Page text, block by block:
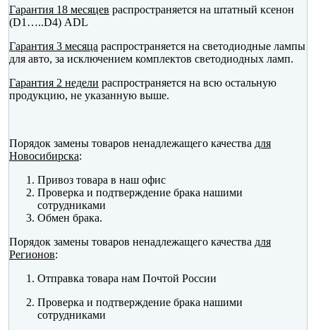
Гарантия 18 месяцев распространяется на штатный ксенон
(D1…..D4) ADL
Гарантия 3 месяца распространяется на светодиодные лампы
для авто, за исключением комплектов светодиодных ламп.
Гарантия 2 недели распространяется на всю остальную
продукцию, не указанную выше.
Порядок замены товаров ненадлежащего качества для
Новосибирска:
Привоз товара в наш офис
Проверка и подтверждение брака нашими
сотрудниками
Обмен брака.
Порядок замены товаров ненадлежащего качества для
Регионов:
Отправка товара нам Почтой России
Проверка и подтверждение брака нашими
сотрудниками